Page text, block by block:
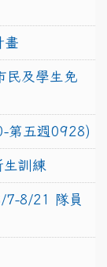
畫
民及學生免
第五週0928)
訓練
7-8/21 隊員